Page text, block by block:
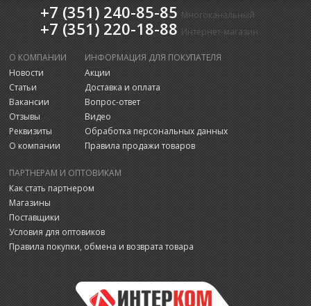
+7 (351) 240-85-85 Многоканальный
+7 (351) 220-18-88 Интернет-магазин
О КОМПАНИИ
Новости
Статьи
Вакансии
Отзывы
Реквизиты
О компании
ИНФОРМАЦИЯ ДЛЯ ПОКУПАТЕЛЯ
Акции
Доставка и оплата
Вопрос-ответ
Видео
Обработка персональных данных
Правила продажи товаров
ПАРТНЕРАМ И ОПТОВИКАМ
Как стать партнером
Магазины
Поставщики
Условия для оптовиков
Правила покупки, обмена и возврата товара